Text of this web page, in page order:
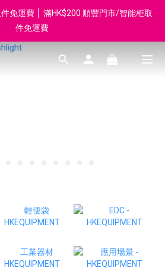
│ 滿HK$899 送 N-rit Campack Towel 吸
巾 韓國制 送完即止
免運費 │ 滿HK$200 順豐門市/智能柜取
件免運費
歡迎團體採購, 報價查詢, 接受採購卡